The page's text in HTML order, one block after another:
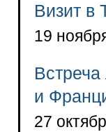
Визит в
19
и
27